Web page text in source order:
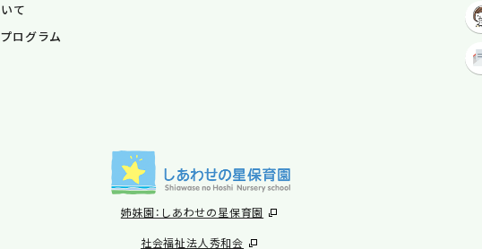
て
ログラム
姉妹園：しあわせの星保育園
社会福祉法人秀和会